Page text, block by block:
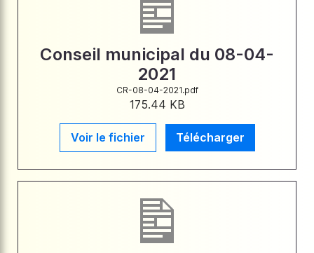
Conseil municipal du 08-04-
2021
CR-08-04-2021.pdf
175.44 KB
Voir le fichier Télécharger